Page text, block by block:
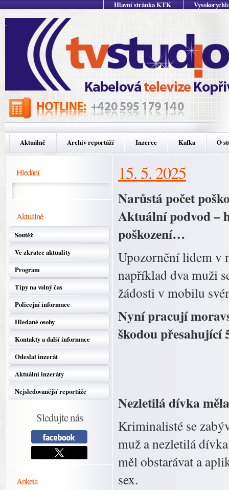
Hlavní stránka KTK
Aktuálně Archív reportáží Inzerce Kafka O
Hledání
Aktuálně
Soutěž
Ve zkratce aktuality
Program
Tipy na volný čas
Policejní informace
Hledané osoby
Kontakty a další informace
Odeslat inzerát
Aktuální inzeráty
Nejsledovanější reportáže
Sledujte nás
Anketa
15. 5. 2025
Narůstá počet
Aktuální podvod –
poškození…
Upozornění lidem v
například dva muži
žádosti v mobilu
Nyní pracují
škodou přesahující
Nezletilá dívka
Kriminalisté se
muž a nezletilá
měl obstarávat a
sex.